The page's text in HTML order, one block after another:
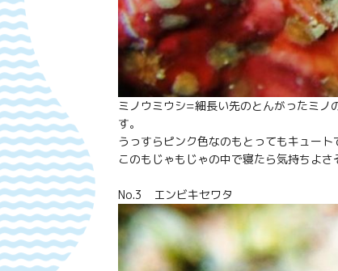
ミノウミウシ=細長い先のとんがったミノ
す。
うっすらピンク色なのもとってもキュー
このもじゃもじゃの中で寝たら気持ちよ
No.3 エンビキセワタ